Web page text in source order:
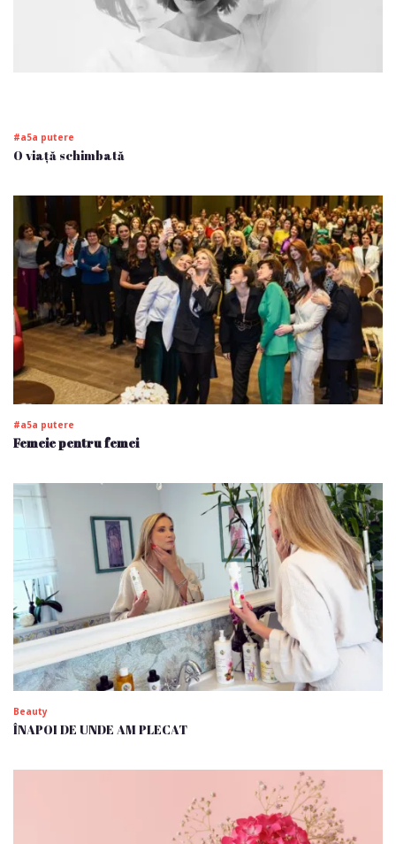
#a5a putere
O viață schimbată
#a5a putere
Femeie pentru femei
Beauty
ÎNAPOI DE UNDE AM PLECAT